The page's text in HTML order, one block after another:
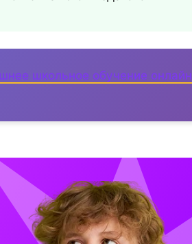
школьное обучение онлайн